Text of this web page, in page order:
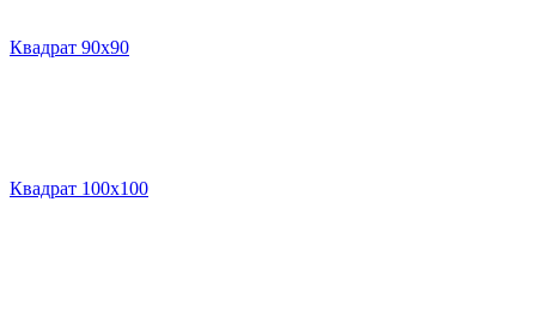
Квадрат 90х90
Квадрат 100х100